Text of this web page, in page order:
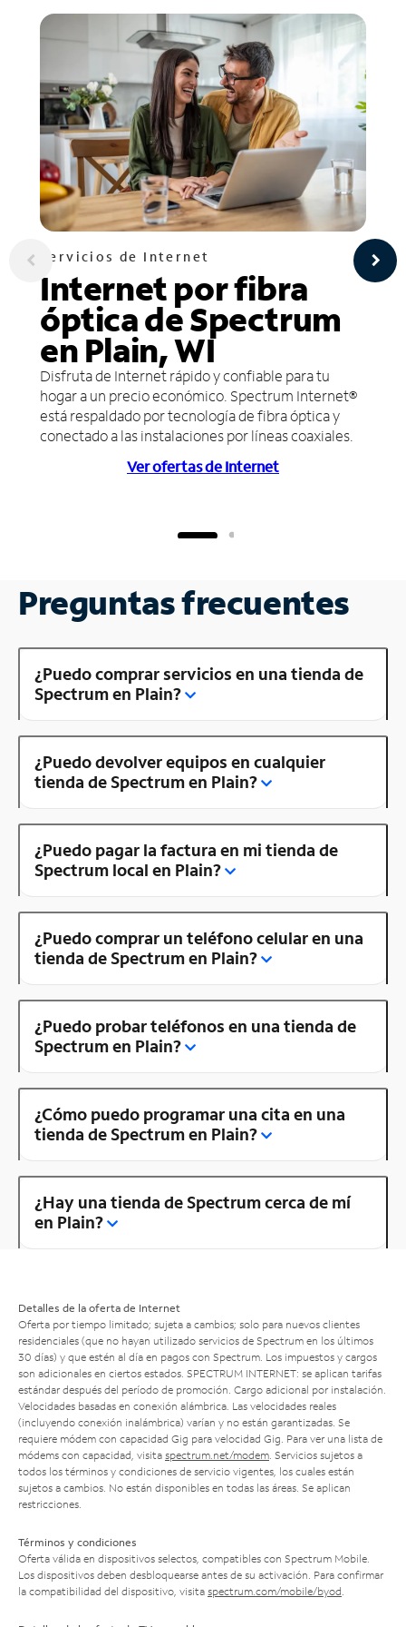
Servicios de Internet
Internet por fibra
óptica de Spectrum
en Plain, WI
Disfruta de Internet rápido y confiable para tu
hogar a un precio económico. Spectrum Internet®
está respaldado por tecnología de fibra óptica y
conectado a las instalaciones por líneas coaxiales.
Ver ofertas de Internet
Preguntas frecuentes
¿Puedo comprar servicios en una tienda de
Spectrum en Plain?
¿Puedo devolver equipos en cualquier
tienda de Spectrum en Plain?
¿Puedo pagar la factura en mi tienda de
Spectrum local en Plain?
¿Puedo comprar un teléfono celular en una
tienda de Spectrum en Plain?
¿Puedo probar teléfonos en una tienda de
Spectrum en Plain?
¿Cómo puedo programar una cita en una
tienda de Spectrum en Plain?
¿Hay una tienda de Spectrum cerca de mí
en Plain?
Detalles de la oferta de Internet
Oferta por tiempo limitado; sujeta a cambios; solo para nuevos clientes
residenciales (que no hayan utilizado servicios de Spectrum en los últimos
30 días) y que estén al día en pagos con Spectrum. Los impuestos y cargos
son adicionales en ciertos estados. SPECTRUM INTERNET: se aplican tarifas
estándar después del período de promoción. Cargo adicional por instalación.
Velocidades basadas en conexión alámbrica. Las velocidades reales
(incluyendo conexión inalámbrica) varían y no están garantizadas. Se
requiere módem con capacidad Gig para velocidad Gig. Para ver una lista de
módems con capacidad, visita spectrum.net/modem . Servicios sujetos a
todos los términos y condiciones de servicio vigentes, los cuales están
sujetos a cambios. No están disponibles en todas las áreas. Se aplican
restricciones.
Términos y condiciones
Oferta válida en dispositivos selectos, compatibles con Spectrum Mobile.
Los dispositivos deben desbloquearse antes de su activación. Para confirmar
la compatibilidad del dispositivo, visita spectrum.com/mobile/byod